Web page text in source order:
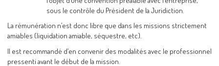
sous le contrôle du Président de la Juridiction.
La rémunération n’est donc libre que dans les missions strictement
amiables (liquidation amiable, séquestre, etc).
Il est recommandé d’en convenir des modalités avec le professionnel
pressenti avant le début de la mission.